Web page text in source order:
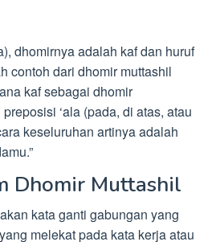
contoh dari dhomir muttashil
kaf sebagai dhomir
‘ala (pada, di atas, atau
keseluruhan artinya adalah
Dhomir Muttashil
kata ganti gabungan yang
melekat pada kata kerja atau